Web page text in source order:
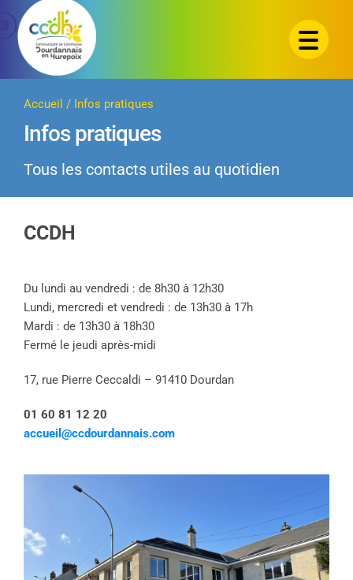
Passer
contenu
Accueil / Infos pratiques
Infos pratiques
Tous les contacts utiles au quotidien
CCDH
Du lundi au vendredi : de 8h30 à 12h30
Lundi, mercredi et vendredi : de 13h30 à 17h
Mardi : de 13h30 à 18h30
Fermé le jeudi après-midi
17, rue Pierre Ceccaldi – 91410 Dourdan
01 60 81 12 20
accueil@ccdourdannais.com